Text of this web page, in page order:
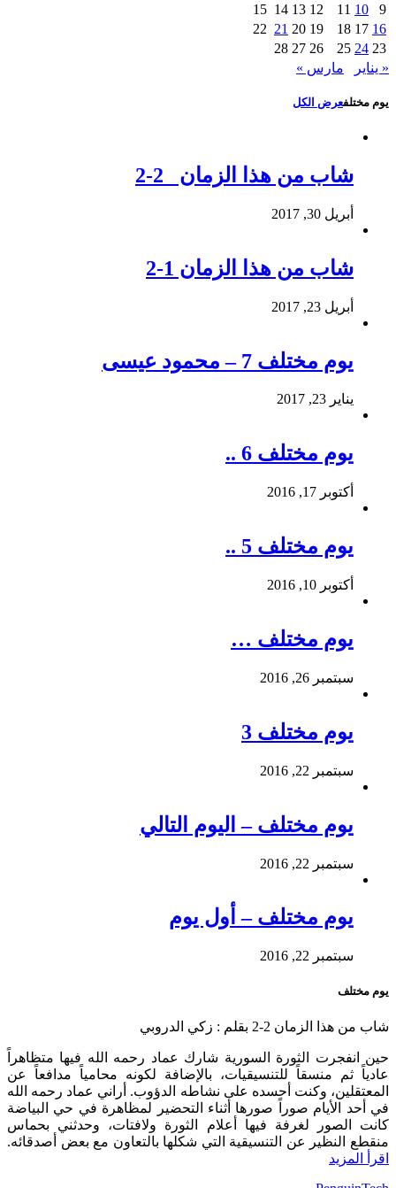
9
10
11
12
13
14
15
16
17
18
19
20
21
22
23
24
25
26
27
28
« يناير
مارس »
يوم مختلفعرض الكل
شاب من هذا الزمان 2-2
أبريل 30, 2017
شاب من هذا الزمان 1-2
أبريل 23, 2017
يوم مختلف 7 – محمود عيسى
يناير 23, 2017
يوم مختلف 6 ..
أكتوبر 17, 2016
يوم مختلف 5 ..
أكتوبر 10, 2016
يوم مختلف …
سبتمبر 26, 2016
يوم مختلف 3
سبتمبر 22, 2016
يوم مختلف – اليوم التالي
سبتمبر 22, 2016
يوم مختلف – أول يوم
سبتمبر 22, 2016
يوم مختلف
شاب من هذا الزمان 2-2 بقلم : زكي الدروبي
حين انفجرت الثورة السورية شارك عماد رحمه الله فيها متظاهراً
عادياً ثم منسقاً للتنسيقيات، بالإضافة لكونه محامياً مدافعاً عن
المعتقلين، وكنت أحسده على نشاطه الدؤوب. أراني عماد رحمه الله
في أحد الأيام صوراً صورها أثناء التحضير لمظاهرة في حي البياضة
كانت الصور لغرفة فيها أعلام الثورة ولافتات، وحدثني بحماس
منقطع النظير عن التنسيقية التي شكلها بالتعاون مع بعض أصدقائه.
اقرأ المزيد